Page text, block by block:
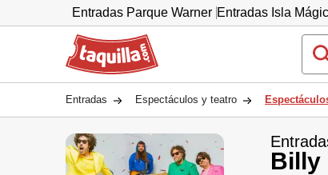
Entradas Parque Warner Entradas Isla
Taquilla.com
Entradas Espectáculos y teatro
Billy